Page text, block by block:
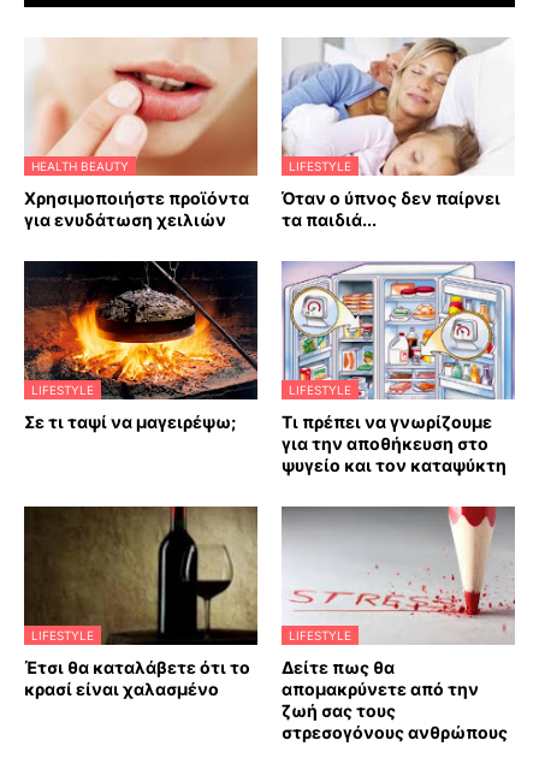
HEALTH BEAUTY
Χρησιμοποιήστε προϊόντα
για ενυδάτωση χειλιών
LIFESTYLE
Όταν ο ύπνος δεν παίρνει
τα παιδιά...
LIFESTYLE
Σε τι ταψί να μαγειρέψω;
LIFESTYLE
Τι πρέπει να γνωρίζουμε
για την αποθήκευση στο
ψυγείο και τον καταψύκτη
LIFESTYLE
Έτσι θα καταλάβετε ότι το
κρασί είναι χαλασμένο
LIFESTYLE
Δείτε πως θα
απομακρύνετε από την
ζωή σας τους
στρεσογόνους ανθρώπους